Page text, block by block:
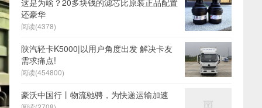
这是为啥？20多块钱的滤芯比原装正品配置
还豪华
阅读(4378)
陕汽轻卡K5000|以用户角度出发 解决卡友
需求痛点!
阅读(454800)
豪沃中国行丨物流驰骋，为快递运输加速